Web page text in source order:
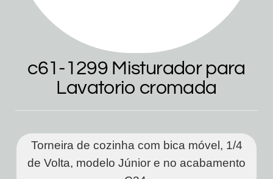
c61-1299 Misturador para
Lavatorio cromada
Torneira de cozinha com bica móvel, 1/4
de Volta, modelo Júnior e no acabamento